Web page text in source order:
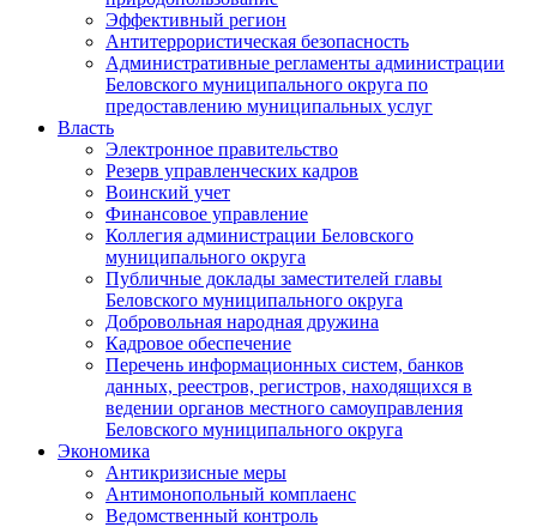
Эффективный регион
Антитеррористическая безопасность
Административные регламенты администрации
Беловского муниципального округа по
предоставлению муниципальных услуг
Власть
Электронное правительство
Резерв управленческих кадров
Воинский учет
Финансовое управление
Коллегия администрации Беловского
муниципального округа
Публичные доклады заместителей главы
Беловского муниципального округа
Добровольная народная дружина
Кадровое обеспечение
Перечень информационных систем, банков
данных, реестров, регистров, находящихся в
ведении органов местного самоуправления
Беловского муниципального округа
Экономика
Антикризисные меры
Антимонопольный комплаенс
Ведомственный контроль